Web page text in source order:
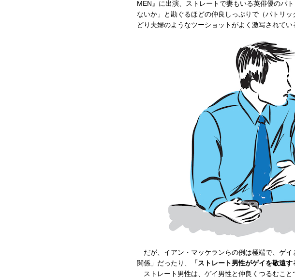
MEN』に出演、ストレートで妻もいる英俳優のパ
ないか」と勘ぐるほどの仲良しっぷりで（パトリ
どり夫婦のようなツーショットがよく激写されてい
だが、イアン・マッケランらの例は極端で、ゲ
関係」だったり、
「ストレート男性がゲイを敬遠
ストレート男性は、ゲイ男性と仲良くつるむこ